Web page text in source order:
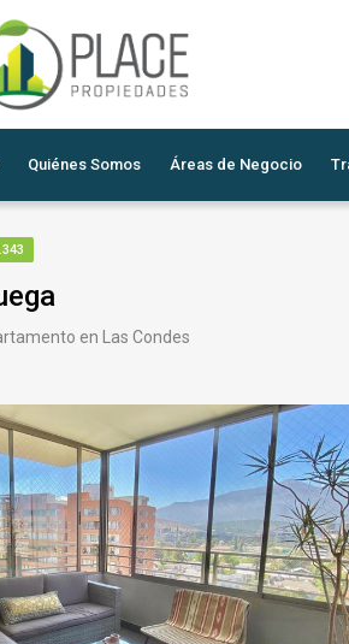
Quiénes Somos Áreas de Negocio
en Las Condes